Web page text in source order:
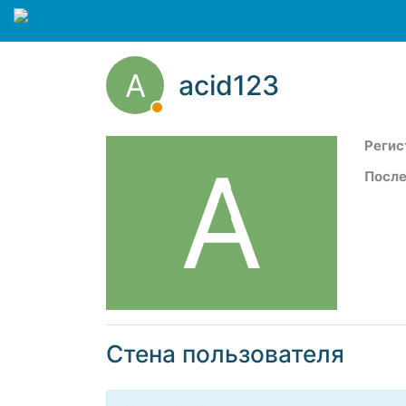
A acid123
A
Стена пользователя